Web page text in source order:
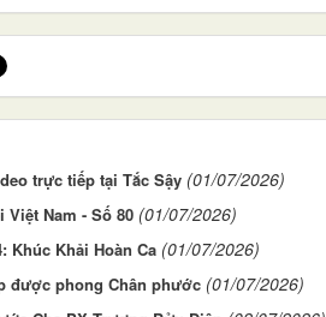
trực tiếp tại Tắc Sậy (01/07/2026)
Nam - Số 80 (01/07/2026)
Khúc Khải Hoàn Ca (01/07/2026)
được phong Chân phước (01/07/2026)